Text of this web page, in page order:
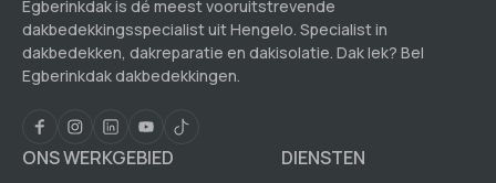
Egberinkdak is dé meest vooruitstrevende
dakbedekkingsspecialist uit Hengelo. Specialist in
dakbedekken, dakreparatie en dakisolatie. Dak lek? Bel
Egberinkdak dakbedekkingen.
ONS WERKGEBIED DIENSTEN